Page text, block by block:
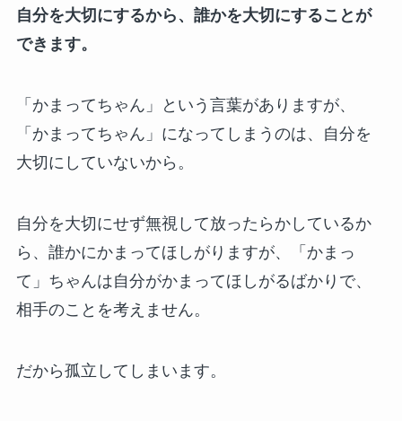
自分を大切にするから、誰かを大切にすることが
できます。
「かまってちゃん」という言葉がありますが、
「かまってちゃん」になってしまうのは、自分を
大切にしていないから。
自分を大切にせず無視して放ったらかしているか
ら、誰かにかまってほしがりますが、「かまっ
て」ちゃんは自分がかまってほしがるばかりで、
相手のことを考えません。
だから孤立してしまいます。